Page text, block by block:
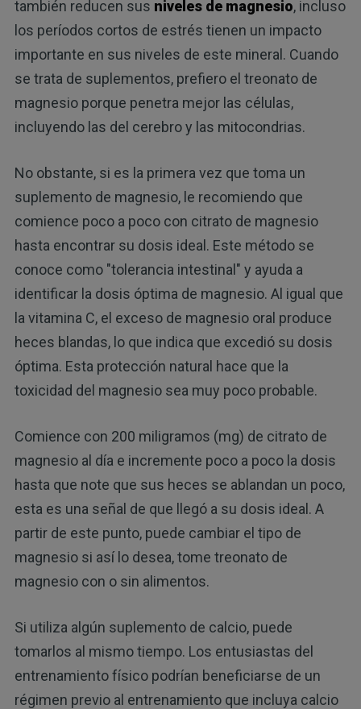
también reducen sus niveles de magnesio, incluso
los períodos cortos de estrés tienen un impacto
importante en sus niveles de este mineral. Cuando
se trata de suplementos, prefiero el treonato de
magnesio porque penetra mejor las células,
incluyendo las del cerebro y las mitocondrias.
No obstante, si es la primera vez que toma un
suplemento de magnesio, le recomiendo que
comience poco a poco con citrato de magnesio
hasta encontrar su dosis ideal. Este método se
conoce como "tolerancia intestinal" y ayuda a
identificar la dosis óptima de magnesio. Al igual que
la vitamina C, el exceso de magnesio oral produce
heces blandas, lo que indica que excedió su dosis
óptima. Esta protección natural hace que la
toxicidad del magnesio sea muy poco probable.
Comience con 200 miligramos (mg) de citrato de
magnesio al día e incremente poco a poco la dosis
hasta que note que sus heces se ablandan un poco,
esta es una señal de que llegó a su dosis ideal. A
partir de este punto, puede cambiar el tipo de
magnesio si así lo desea, tome treonato de
magnesio con o sin alimentos.
Si utiliza algún suplemento de calcio, puede
tomarlos al mismo tiempo. Los entusiastas del
entrenamiento físico podrían beneficiarse de un
régimen previo al entrenamiento que incluya calcio